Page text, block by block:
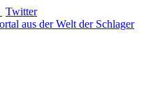
Twitter